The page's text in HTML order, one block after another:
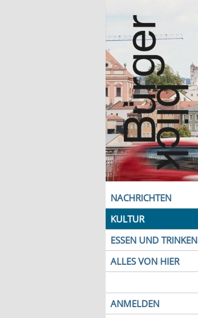
NACHRICHTEN
KULTUR
ESSEN UND TRINKEN
ALLES VON HIER
ANMELDEN